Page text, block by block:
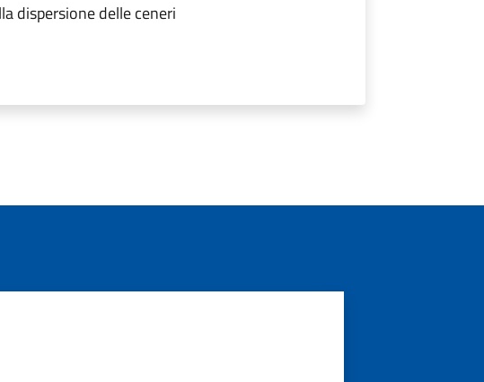
dispersione delle ceneri